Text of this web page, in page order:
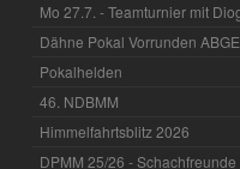
Mo 27.7. - Teamturnier mit
Dähne Pokal Vorrunden
Pokalhelden
46. NDBMM
Himmelfahrtsblitz 2026
DPMM 25/26 -